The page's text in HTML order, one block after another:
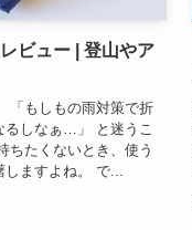
ビュー | 登山やア
「もしもの雨対策で折
るしなぁ…」 と迷うこ
ちたくないとき、使う
しますよね。 で...